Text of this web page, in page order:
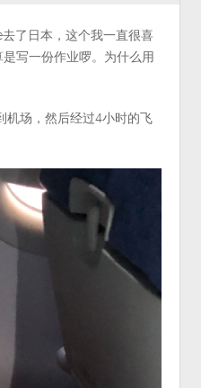
了日本，这个我一直很喜
写一份作业啰。为什么用
机场，然后经过4小时的飞